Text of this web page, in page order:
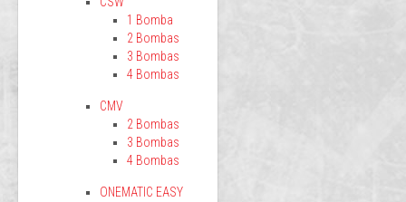
1 Bomba
2 Bombas
3 Bombas
4 Bombas
CMV
2 Bombas
3 Bombas
4 Bombas
ONEMATIC EASY